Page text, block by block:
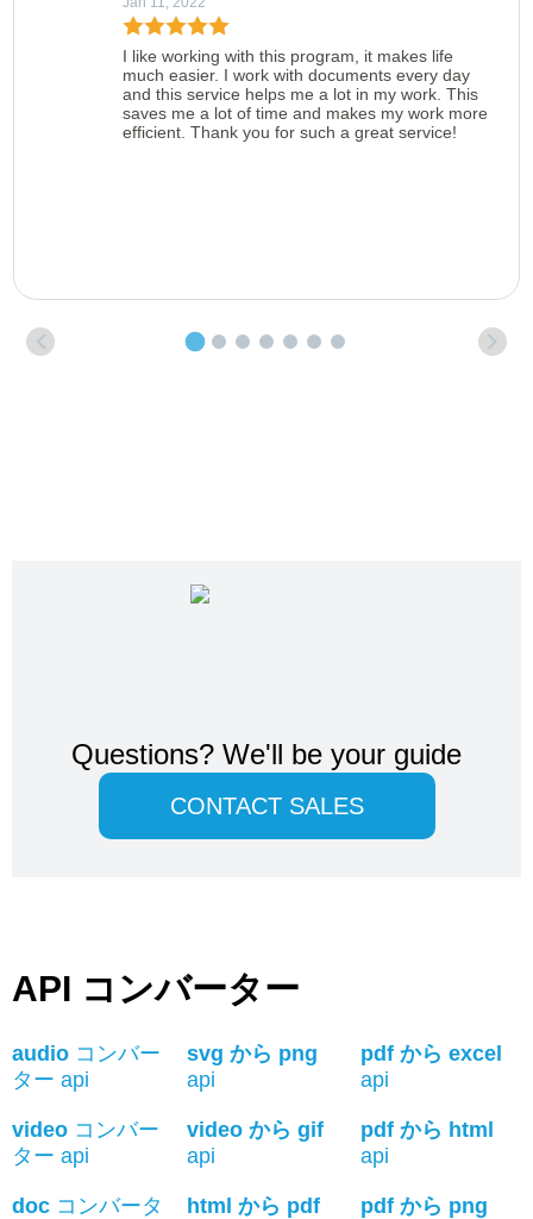
I like working with this program, it makes life
much easier. I work with documents every day
and this service helps me a lot in my work. This
saves me a lot of time and makes my work more
efficient. Thank you for such a great service!
Questions? We'll be your guide
CONTACT SALES
API コンバーター
audio コンバー
ター api
video コンバー
ター api
doc コンバータ
svg から png
api
video から gif
api
html から pdf
pdf から excel
api
pdf から html
api
pdf から png